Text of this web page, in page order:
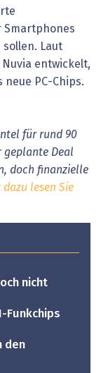
Smartphones
sollen. Laut
entwickelt,
PC-Chips.
für rund 90
geplante Deal
doch finanzielle
dazu lesen Sie
nicht
Funkchips
den